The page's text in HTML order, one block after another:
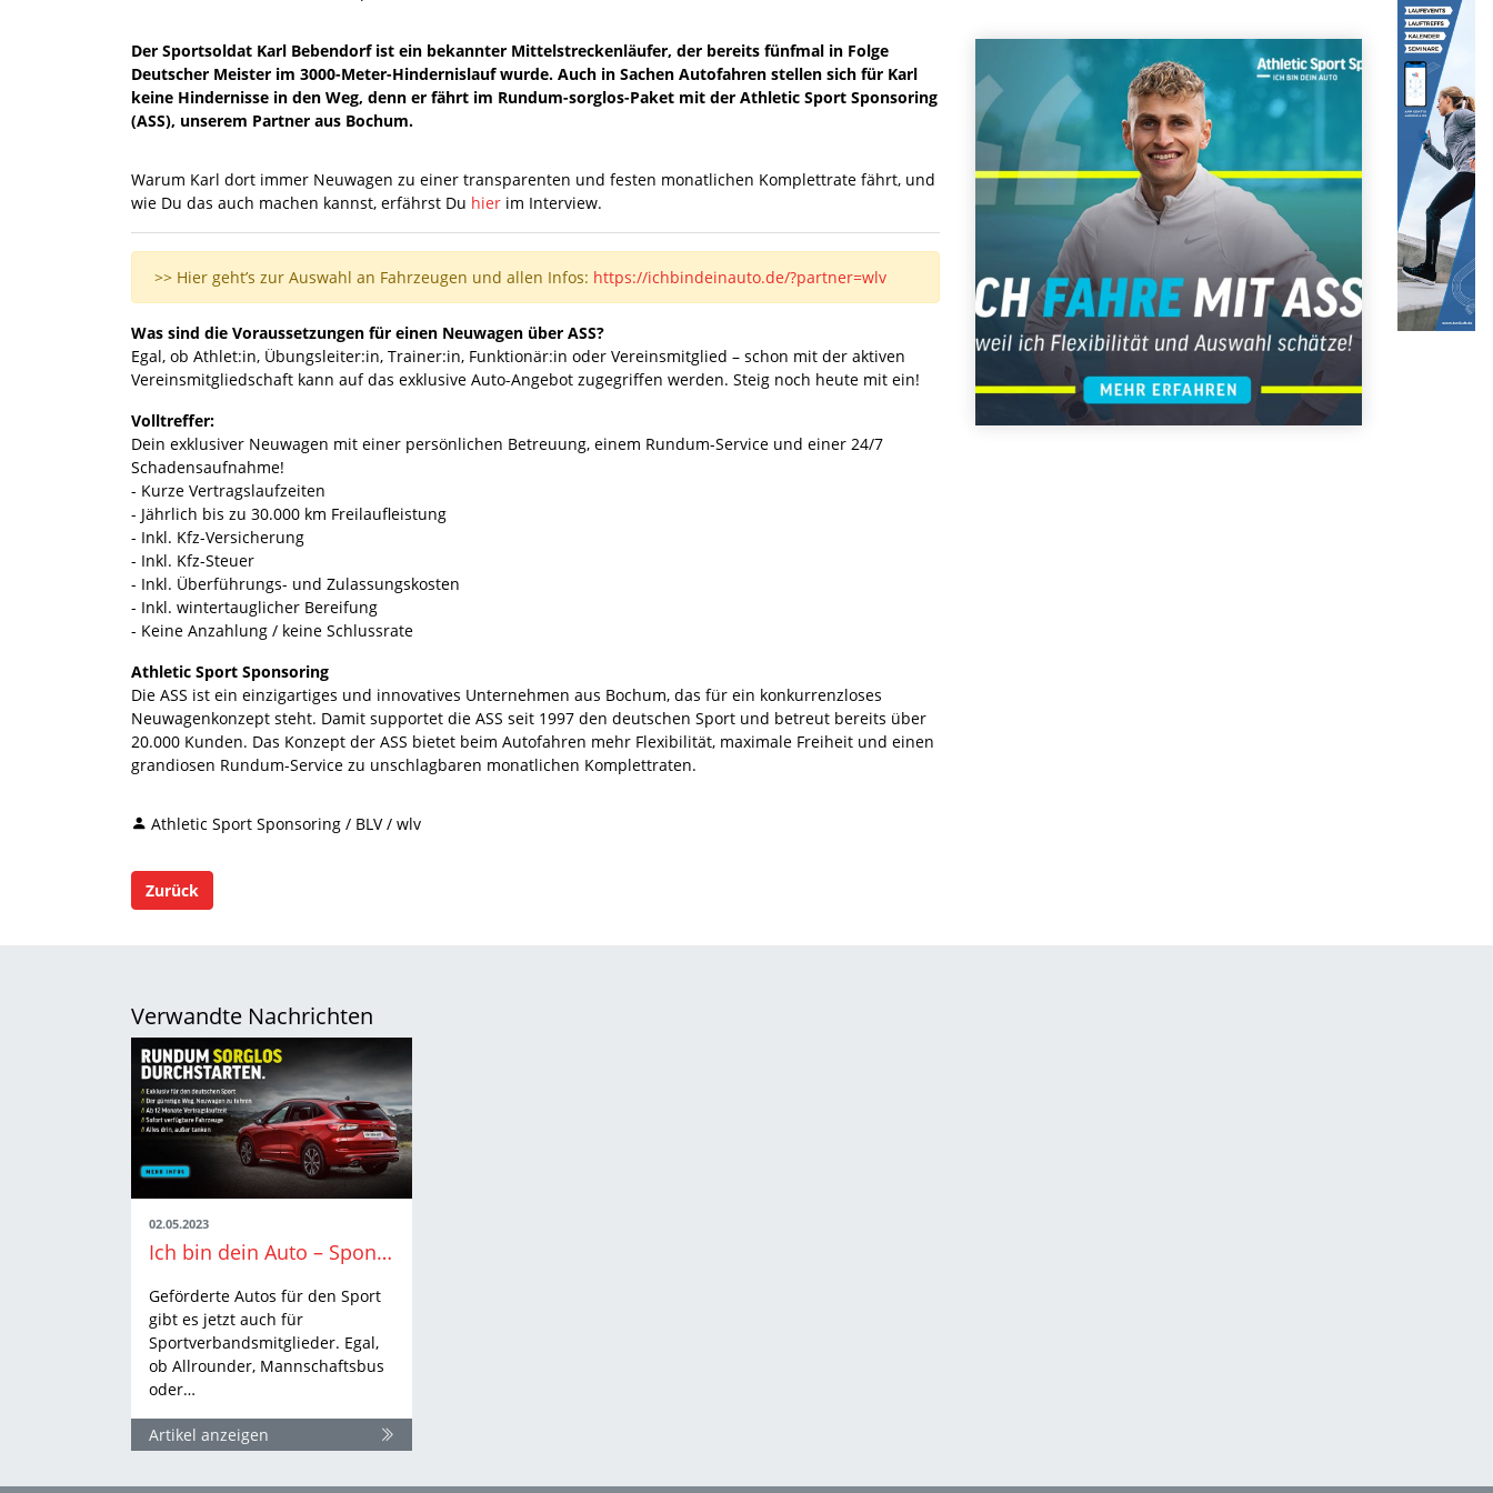
Der Sportsoldat Karl Bebendorf ist ein bekannter Mittelstreckenläufer, der bereits fünfmal in Folge
Deutscher Meister im 3000-Meter-Hindernislauf wurde. Auch in Sachen Autofahren stellen sich für Karl
keine Hindernisse in den Weg, denn er fährt im Rundum-sorglos-Paket mit der Athletic Sport Sponsoring
(ASS), unserem Partner aus Bochum.
Warum Karl dort immer Neuwagen zu einer transparenten und festen monatlichen Komplettrate fährt, und
wie Du das auch machen kannst, erfährst Du hier im Interview.
>> Hier geht’s zur Auswahl an Fahrzeugen und allen Infos: https://ichbindeinauto.de/?partner=wlv
Was sind die Voraussetzungen für einen Neuwagen über ASS?
Egal, ob Athlet:in, Übungsleiter:in, Trainer:in, Funktionär:in oder Vereinsmitglied – schon mit der aktiven
Vereinsmitgliedschaft kann auf das exklusive Auto-Angebot zugegriffen werden. Steig noch heute mit ein!
Volltreffer:
Dein exklusiver Neuwagen mit einer persönlichen Betreuung, einem Rundum-Service und einer 24/7
Schadensaufnahme!
- Kurze Vertragslaufzeiten
- Jährlich bis zu 30.000 km Freilaufleistung
- Inkl. Kfz-Versicherung
- Inkl. Kfz-Steuer
- Inkl. Überführungs- und Zulassungskosten
- Inkl. wintertauglicher Bereifung
- Keine Anzahlung / keine Schlussrate
Athletic Sport Sponsoring
Die ASS ist ein einzigartiges und innovatives Unternehmen aus Bochum, das für ein konkurrenzloses
Neuwagenkonzept steht. Damit supportet die ASS seit 1997 den deutschen Sport und betreut bereits über
20.000 Kunden. Das Konzept der ASS bietet beim Autofahren mehr Flexibilität, maximale Freiheit und einen
grandiosen Rundum-Service zu unschlagbaren monatlichen Komplettraten.
Athletic Sport Sponsoring / BLV / wlv
Zurück
Verwandte Nachrichten
02.05.2023
Ich bin dein Auto – Sponsoring für WLV-Zugehörige
Geförderte Autos für den Sport
gibt es jetzt auch für
Sportverbandsmitglieder. Egal,
ob Allrounder, Mannschaftsbus
oder…
Artikel anzeigen